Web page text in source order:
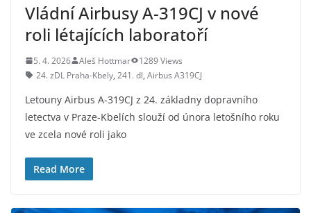
Vládní Airbusy A-319CJ v nové
roli létajících laboratoří
5. 4. 2026 Aleš Hottmar
1289 Views
24. zDL Praha-Kbely, 241. dl, Airbus A319CJ
Letouny Airbus A-319CJ z 24. základny dopravního
letectva v Praze-Kbelích slouží od února letošního roku
ve zcela nové roli jako
Read More